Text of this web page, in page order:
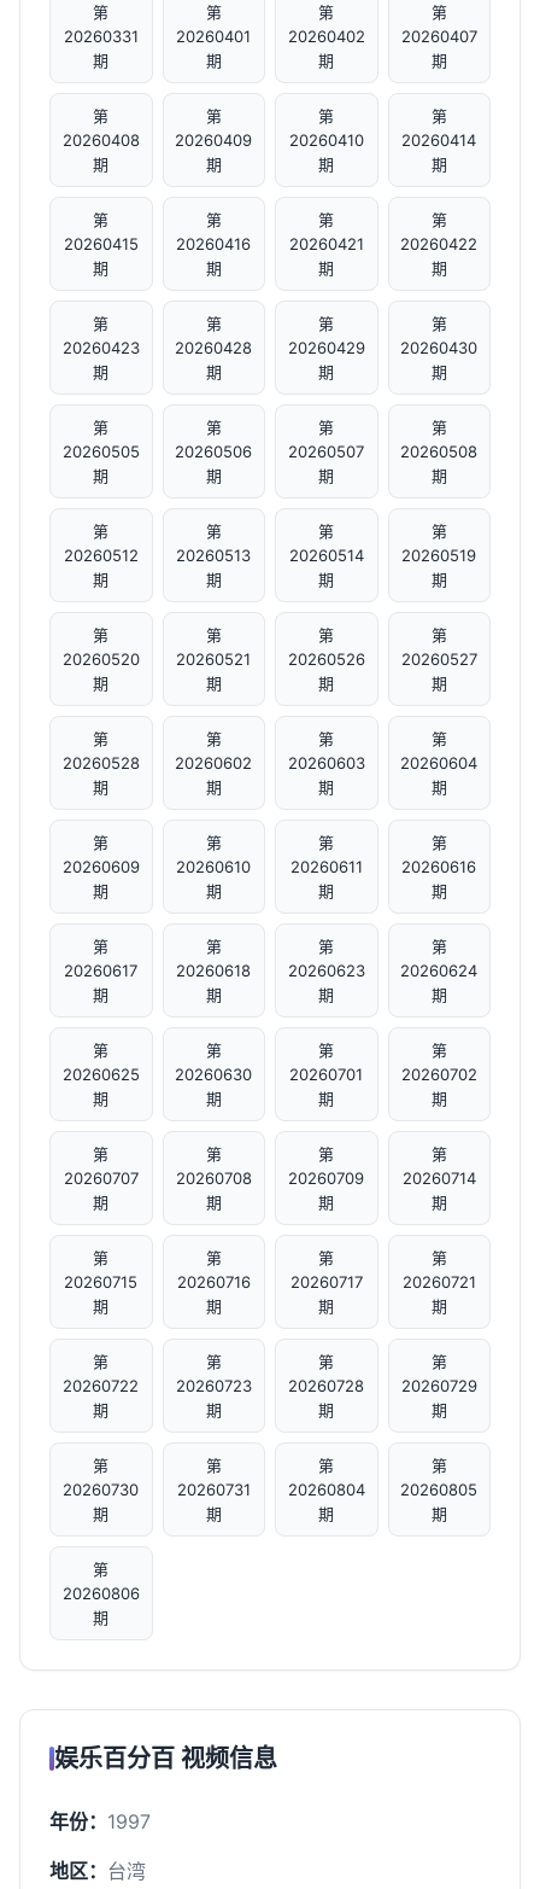
第
20260331
期
第
20260401
期
第
20260402
期
第
20260407
期
第
20260408
期
第
20260409
期
第
20260410
期
第
20260414
期
第
20260415
期
第
20260416
期
第
20260421
期
第
20260422
期
第
20260423
期
第
20260428
期
第
20260429
期
第
20260430
期
第
20260505
期
第
20260506
期
第
20260507
期
第
20260508
期
第
20260512
期
第
20260513
期
第
20260514
期
第
20260519
期
第
20260520
期
第
20260521
期
第
20260526
期
第
20260527
期
第
20260528
期
第
20260602
期
第
20260603
期
第
20260604
期
第
20260609
期
第
20260610
期
第
20260611
期
第
20260616
期
第
20260617
期
第
20260618
期
第
20260623
期
第
20260624
期
第
20260625
期
第
20260630
期
第
20260701
期
第
20260702
期
第
20260707
期
第
20260708
期
第
20260709
期
第
20260714
期
第
20260715
期
第
20260716
期
第
20260717
期
第
20260721
期
第
20260722
期
第
20260723
期
第
20260728
期
第
20260729
期
第
20260730
期
第
20260731
期
第
20260804
期
第
20260805
期
第
20260806
期
娱乐百分百 视频信息
年份： 1997
地区： 台湾